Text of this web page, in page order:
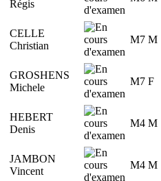
Régis
CELLE
Christian
M7 M
GROSHENS
Michele
M7 F
HEBERT
Denis
M4 M
JAMBON
Vincent
M4 M